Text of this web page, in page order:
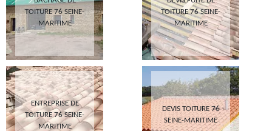
TOITURE 76 SEINE-
MARITIME
TOITURE 76 SEINE-
MARITIME
ENTREPRISE DE
TOITURE 76 SEINE-
MARITIME
DEVIS TOITURE 76
SEINE-MARITIME